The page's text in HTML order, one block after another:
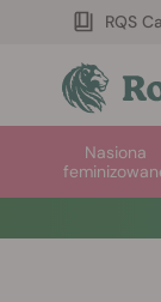
RQS
Nasiona